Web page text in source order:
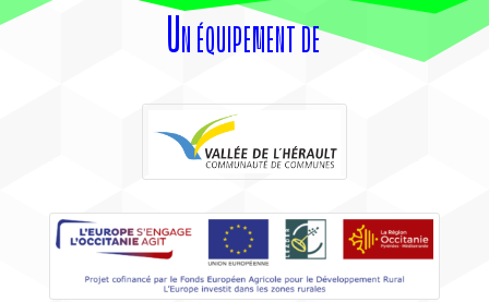
Un équipement de